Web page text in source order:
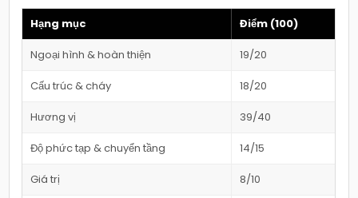
Hạng mục Điểm (100)
Ngoại hình & hoàn thiện 19/20
Cấu trúc & cháy 18/20
Hương vị 39/40
Độ phức tạp & chuyển tầng 14/15
Giá trị 8/10